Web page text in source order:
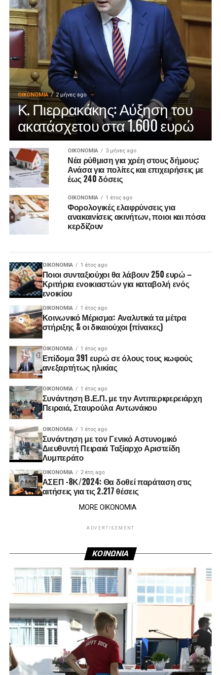
ΟΙΚΟΝΟΜΊΑ 2 μήνες ago
Κ. Πιερρακάκης: Αύξηση του
ακατάσχετου στα 1.600 ευρώ
ΟΙΚΟΝΟΜΊΑ 3 μήνες ago
Νέα ρύθμιση για χρέη στους δήμους:
Ανάσα για πολίτες και επιχειρήσεις με
έως 240 δόσεις
ΟΙΚΟΝΟΜΊΑ 1 έτος ago
Φορολογικές ελαφρύνσεις για
ανακαινίσεις ακινήτων, ποιοι και πόσα
κερδίζουν
ΟΙΚΟΝΟΜΊΑ 1 έτος ago
Ποιοι συνταξιούχοι θα λάβουν 250 ευρώ –
Κριτήρια ενοικιαστών για καταβολή ενός
ενοικίου
ΟΙΚΟΝΟΜΊΑ 1 έτος ago
Κοινωνικό Μέρισμα: Αναλυτικά τα μέτρα
στήριξης & οι δικαιούχοι (πίνακες)
ΟΙΚΟΝΟΜΊΑ 1 έτος ago
Επίδομα 391 ευρώ σε όλους τους κωφούς
ανεξαρτήτως ηλικίας
ΟΙΚΟΝΟΜΊΑ 1 έτος ago
Συνάντηση Β.Ε.Π. με την Αντιπεριφερειάρχη
Πειραιά, Σταυρούλα Αντωνάκου
ΟΙΚΟΝΟΜΊΑ 1 έτος ago
Συνάντηση με τον Γενικό Αστυνομικό
Διευθυντή Πειραιά Ταξίαρχο Αριστείδη
Λυμπεράτο
ΟΙΚΟΝΟΜΊΑ 2 έτη ago
ΑΣΕΠ -8Κ/2024: Θα δοθεί παράταση στις
αιτήσεις για τις 2.217 θέσεις
MORE ΟΙΚΟΝΟΜΙΑ
ADVERTISEMENT
ΚΟΙΝΩΝΙΑ